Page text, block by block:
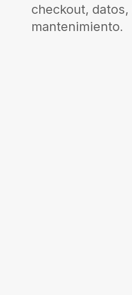
checkout,
mantenimiento.